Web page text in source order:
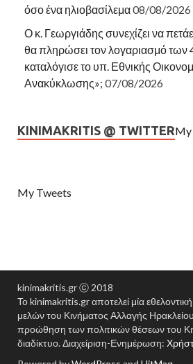
όσο ένα ηλιοβασίλεμα08/08/2026
Ο κ. Γεωργιάδης συνεχίζει να
θα πληρώσει τον λογαριασμό των
καταλόγισε το υπ. Εθνικής
Ανακύκλωσης»; 07/08/2026
KINIMAKRITIS @ TWITTERMy
My Tweets
kinimakritis.gr ⓒ 2018
Το kinimakritis.gr αποτελεί μία
μελών του Κινήματος Αλλαγής
προώθηση των πολιτικών θέσεων του
διαδίκτυο. Διαχείριση-Ενημέρωση: